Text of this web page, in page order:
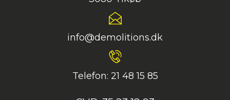
info@demolitions.dk
Telefon: 21 48 15 85